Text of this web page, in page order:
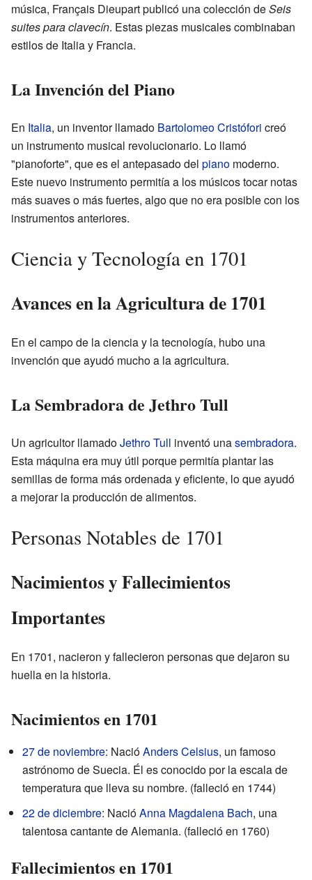
música, Français Dieupart publicó una colección deSeis
suites para clavecín. Estas piezas musicales combinaban
estilos de Italia y Francia.
La Invención del Piano
En Italia, un inventor llamado Bartolomeo Cristófori creó
un instrumento musical revolucionario. Lo llamó
"pianoforte", que es el antepasado del piano moderno.
Este nuevo instrumento permitía a los músicos tocar notas
más suaves o más fuertes, algo que no era posible con los
instrumentos anteriores.
Ciencia y Tecnología en 1701
Avances en la Agricultura de 1701
En el campo de la ciencia y la tecnología, hubo una
invención que ayudó mucho a la agricultura.
La Sembradora de Jethro Tull
Un agricultor llamadoJethro Tull inventó unasembradora.
Esta máquina era muy útil porque permitía plantar las
semillas de forma más ordenada y eficiente, lo que ayudó
a mejorar la producción de alimentos.
Personas Notables de 1701
Nacimientos y Fallecimientos
Importantes
En 1701, nacieron y fallecieron personas que dejaron su
huella en la historia.
Nacimientos en 1701
27 de noviembre: NacióAnders Celsius, un famoso
astrónomo de Suecia. Él es conocido por la escala de
temperatura que lleva su nombre. (falleció en 1744)
22 de diciembre: NacióAnna Magdalena Bach, una
talentosa cantante de Alemania. (falleció en 1760)
Fallecimientos en 1701